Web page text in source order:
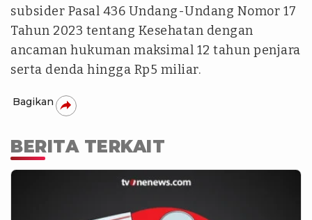
subsider Pasal 436 Undang-Undang Nomor 17
Tahun 2023 tentang Kesehatan dengan
ancaman hukuman maksimal 12 tahun penjara
serta denda hingga Rp5 miliar.
Bagikan
BERITA TERKAIT